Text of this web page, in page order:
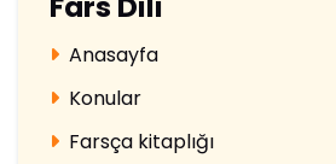
Anasayfa
Konular
Farsça kitaplığı